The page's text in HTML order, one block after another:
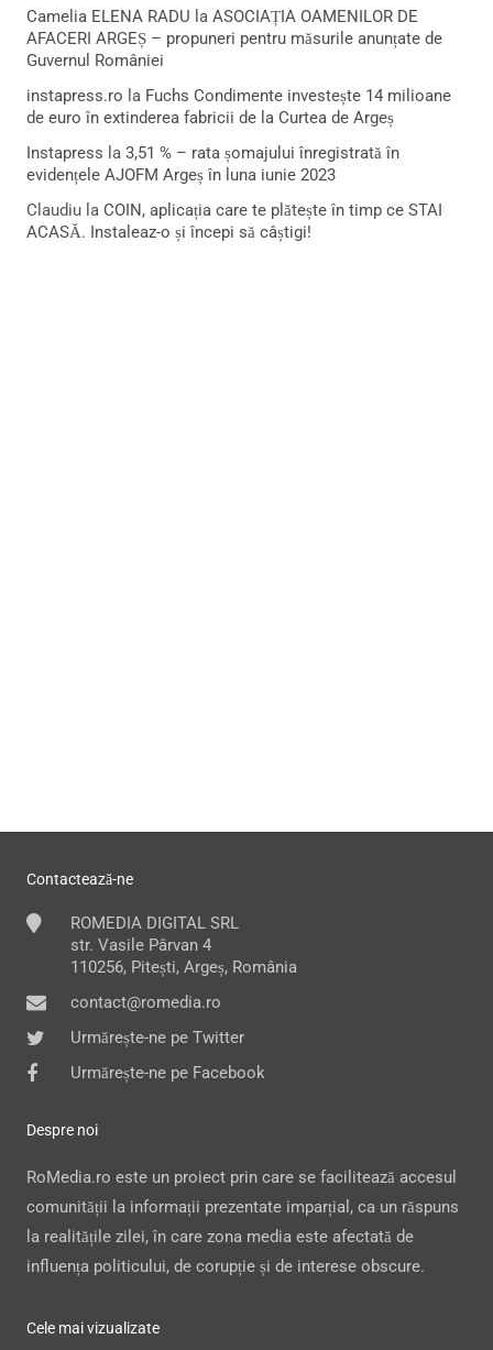
Camelia ELENA RADU la ASOCIAȚIA OAMENILOR DE
AFACERI ARGEȘ – propuneri pentru măsurile anunțate de
Guvernul României
instapress.ro la Fuchs Condimente investește 14 milioane
de euro în extinderea fabricii de la Curtea de Argeș
Instapress la 3,51 % – rata șomajului înregistrată în
evidențele AJOFM Argeș în luna iunie 2023
Claudiu la COIN, aplicația care te plătește în timp ce STAI
ACASĂ. Instaleaz-o și începi să câștigi!
Contactează-ne
ROMEDIA DIGITAL SRL
str. Vasile Pârvan 4
110256, Pitești, Argeș, România
contact@romedia.ro
Urmărește-ne pe Twitter
Urmărește-ne pe Facebook
Despre noi
RoMedia.ro este un proiect prin care se facilitează accesul
comunității la informații prezentate imparțial, ca un răspuns
la realitățile zilei, în care zona media este afectată de
influența politicului, de corupție și de interese obscure.
Cele mai vizualizate